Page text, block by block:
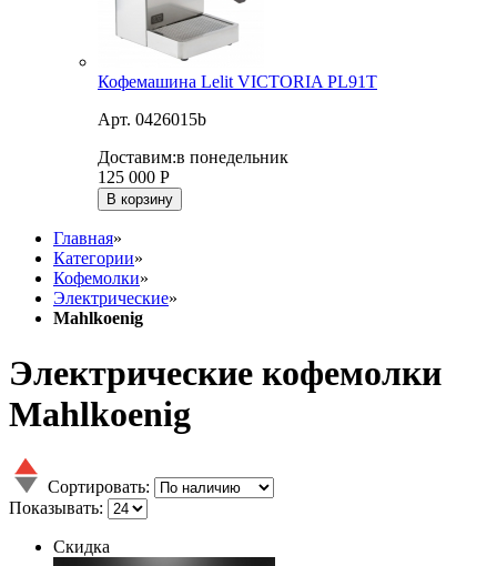
Кофемашина Lelit VICTORIA PL91T
Арт. 0426015b
Доставим:в понедельник
125 000 Р
В корзину
Главная»
Категории»
Кофемолки»
Электрические»
Mahlkoenig
Электрические кофемолки
Mahlkoenig
Сортировать:
Показывать:
Скидка